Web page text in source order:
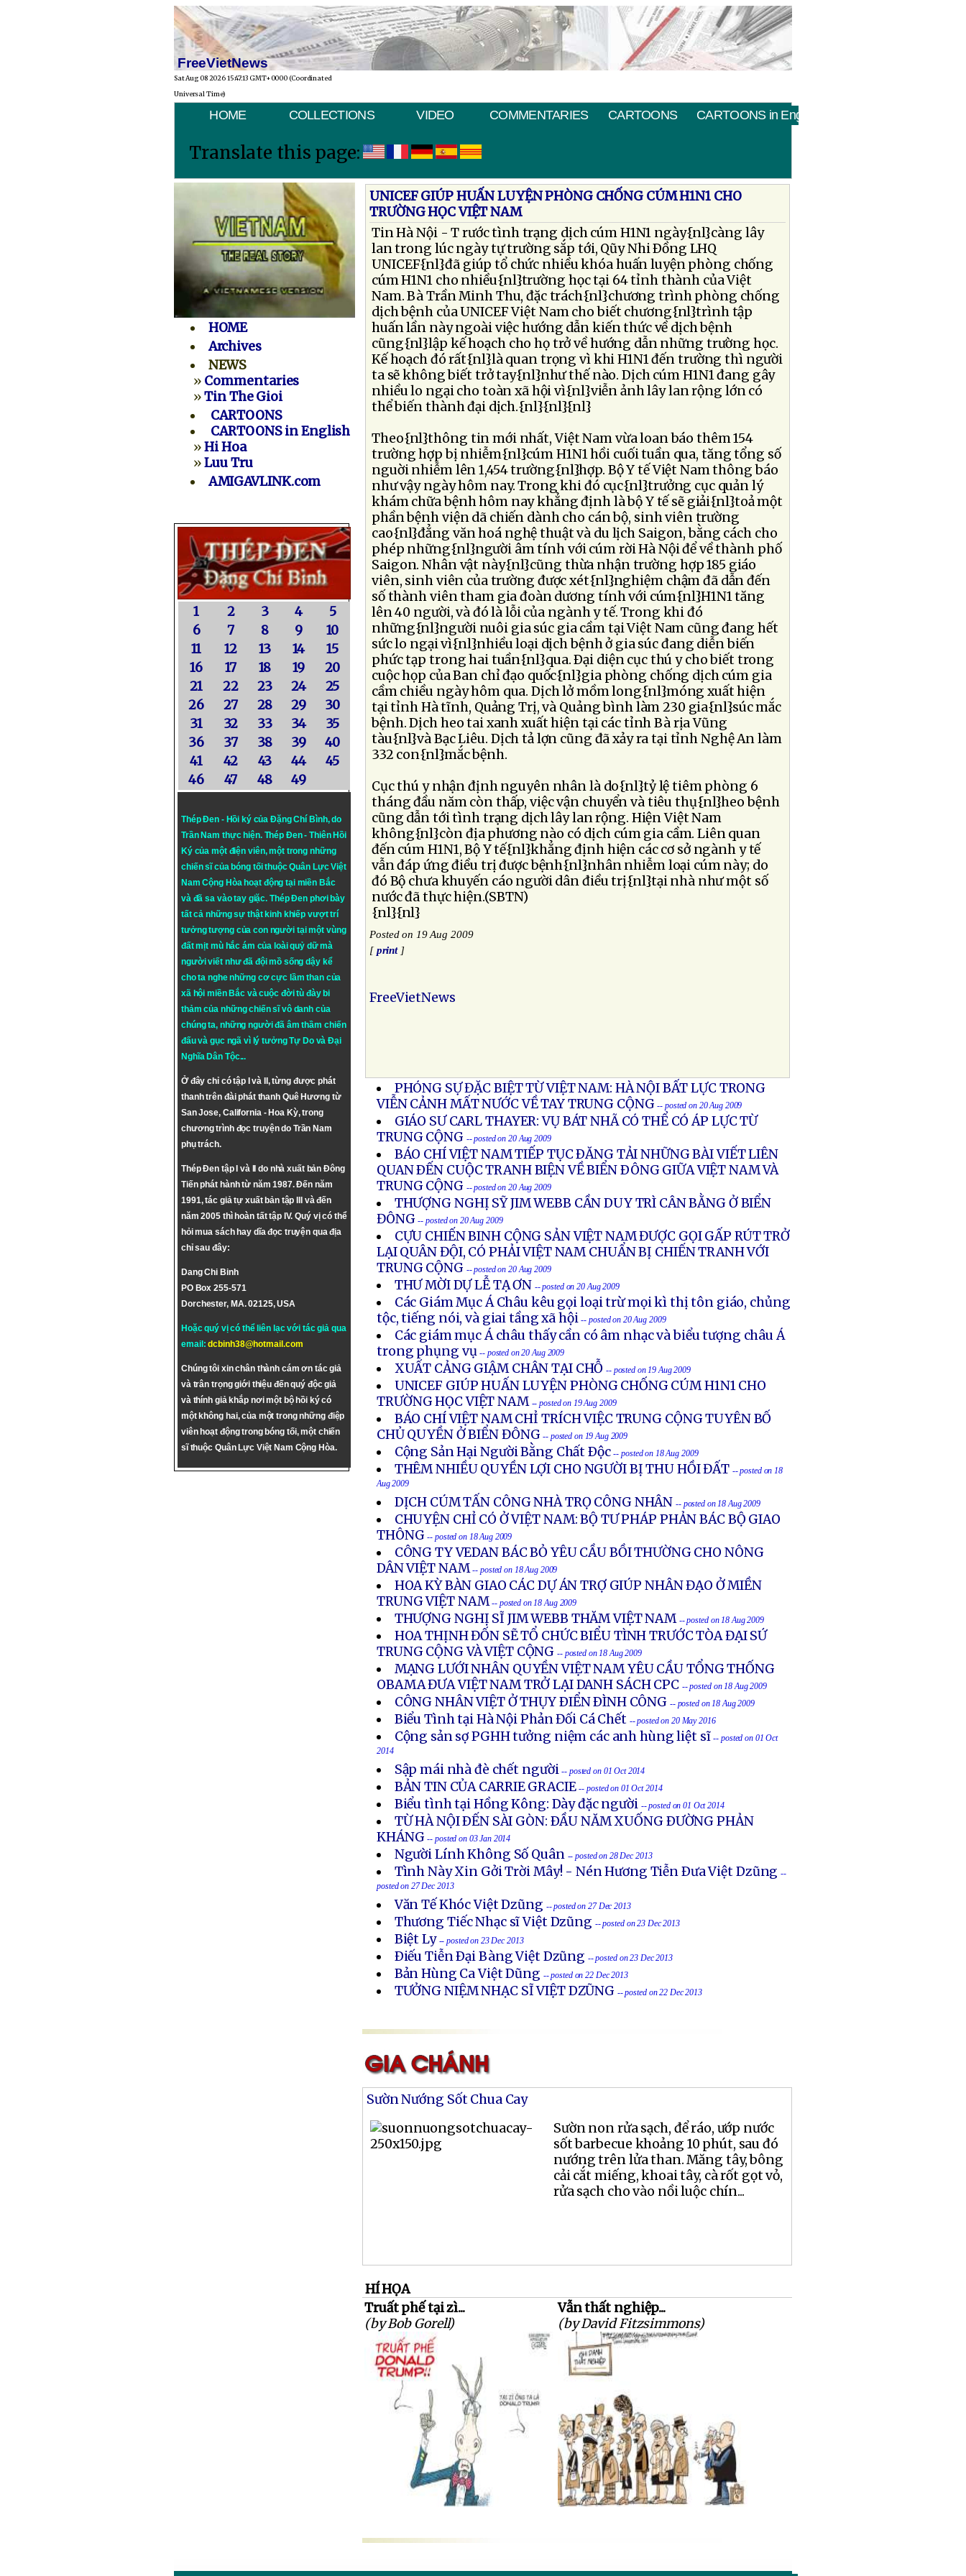
FreeVietNews
Sat Aug 08 2026 15:47:13 GMT+0000 (Coordinated
Universal Time)
HOME COLLECTIONS VIDEO COMMENTARIES CARTOONS CARTOONS in English
Translate this page:
HOME
Archives
NEWS
» Commentaries
»Tin The Gioi
CARTOONS
CARTOONS in English
»Hi Hoa
»Luu Tru
AMIGAVLINK.com
1 2 3 4
5
6
7 8 9
10
11
12 13 14
15
16
17 18 19
20
21
22 23 24
25
26
27 28 29
30
31
32 33 34
35
36
37 38 39
40
41
42 43 44
45
46
47 48 49
Thép Đen - Hồi ký của Đặng Chí Bình, do
Trần Nam thực hiện. Thép Đen- Thiên Hồi
Ký của một điện viên, một trong những
chiến sĩ của bóng tối thuộc Quân Lực Việt
Nam Cộng Hòa hoạt động tại miền Bắc
và đã sa vào tay giặc. Thép Đen phơi bày
tất cả những sự thật kinh khiếp vượt trí
tưởng tượng của con người tại một vùng
đất mịt mù hắc ám của loài quỷ dữ mà
người viết như đã đội mồ sống dậy kể
cho ta nghe những cơ cực lầm than của
xã hội miền Bắc và cuộc đời tù đày bi
thảm của những chiến sĩ vô danh của
chúng ta, những người đã âm thầm chiến
đấu và gục ngã vì lý tưởngTự DovàĐại
Nghĩa Dân Tộc...
Ở đây chỉ có tập I và II, từng được phát
thanh trên đài phát thanh Quê Hương từ
San Jose, California - Hoa Kỳ, trong
chương trình đọc truyện do Trần Nam
phụ trách.
Thép Đen tập I và II do nhà xuất bản Đông
Tiến phát hành từ năm 1987. Đến năm
1991, tác giả tự xuất bản tập III và đến
năm 2005 thì hoàn tất tập IV. Quý vị có thể
hỏi mua sách hay dĩa đọc truyện qua địa
chỉ sau đây:
Dang Chi Binh
PO Box 255-571
Dorchester, MA. 02125, USA
Hoặc quý vị có thể liên lạc với tác giả qua
email:dcbinh38@hotmail.com
Chúng tôi xin chân thành cám ơn tác giả
và trân trọng giới thiệu đến quý độc giả
và thính giả khắp nơi một bộ hồi ký có
một không hai, của một trong những điệp
viên hoạt động trong bóng tối, một chiến
sĩ thuộc Quân Lực Việt Nam Cộng Hòa.
UNICEF GIÚP HUẤN LUYỆN PHÒNG CHỐNG CÚM H1N1 CHO
TRƯỜNG HỌC VIỆT NAM
Tin Hà Nội - T rước tình trạng dịch cúm H1N1 ngày{nl}càng lây
lan trong lúc ngày tự trường sắp tới, Qũy Nhi Ðồng LHQ
UNICEF{nl}đã giúp tổ chức nhiều khóa huấn luyện phòng chống
cúm H1N1 cho nhiều{nl}trường học tại 64 tỉnh thành của Việt
Nam. Bà Trần Minh Thu, đặc trách{nl}chương trình phòng chống
dịch bệnh của UNICEF Việt Nam cho biết chương{nl}trình tập
huấn lần này ngoài việc hướng dẫn kiến thức về dịch bệnh
cũng{nl}lập kế hoạch cho họ trở về hướng dẫn những trường học.
Kế hoạch đó rất{nl}là quan trọng vì khi H1N1 đến trường thì người
ta sẽ không biết trở tay{nl}như thế nào. Dịch cúm H1N1 đang gây
nhiều lo ngại cho toàn xã hội vì{nl}viễn ảnh lây lan rộng lớn có
thể biến thành đại dịch.{nl}{nl}{nl}
Theo{nl}thông tin mới nhất, Việt Nam vừa loan báo thêm 154
trường hợp bị nhiễm{nl}cúm H1N1 hồi cuối tuần qua, tăng tổng số
nguời nhiễm lên 1,454 trường{nl}hợp. Bộ Y tế Việt Nam thông báo
như vậy ngày hôm nay. Trong khi đó cục{nl}trưởng cục quản lý
khám chữa bệnh hôm nay khẳng định là bộ Y tế sẽ giải{nl}toả một
phần bệnh viện dã chiến dành cho cán bộ, sinh viên trường
cao{nl}đẳng văn hoá nghệ thuật và du lịch Saigon, bằng cách cho
phép những{nl}người âm tính với cúm rời Hà Nội để về thành phố
Saigon. Nhân vật này{nl}cũng thừa nhận trường hợp 185 giáo
viên, sinh viên của trường được xét{nl}nghiệm chậm đã dẫn đến
số thành viên tham gia đoàn dương tính với cúm{nl}H1N1 tăng
lên 40 người, và đó là lỗi của ngành y tế. Trong khi đó
những{nl}người nuôi gia súc gia cầm tại Việt Nam cũng đang hết
sức lo ngại vì{nl}nhiều loại dịch bệnh ở gia súc đang diễn biến
phức tạp trong hai tuần{nl}qua. Ðại diện cục thú y cho biết trong
cuộc họp của Ban chỉ đạo quốc{nl}gia phòng chống dịch cúm gia
cầm chiều ngày hôm qua. Dịch lở mồm long{nl}móng xuất hiện
tại tỉnh Hà tĩnh, Quảng Trị, và Quảng bình làm 230 gia{nl}súc mắc
bệnh. Dịch heo tai xanh xuất hiện tại các tỉnh Bà rịa Vũng
tàu{nl}và Bạc Liêu. Dịch tả lợn cũng đã xảy ra tại tỉnh Nghệ An làm
332 con{nl}mắc bệnh.
Cục thú y nhận định nguyên nhân là do{nl}tỷ lệ tiêm phòng 6
tháng đầu năm còn thấp, việc vận chuyển và tiêu thụ{nl}heo bệnh
cũng dẫn tới tình trạng dịch lây lan rộng. Hiện Việt Nam
không{nl}còn địa phương nào có dịch cúm gia cầm. Liên quan
đến cúm H1N1, Bộ Y tế{nl}khẳng định hiện các cơ sở ngành y tế
vẫn đáp ứng điều trị được bệnh{nl}nhân nhiễm loại cúm này; do
đó Bộ chưa khuyến cáo người dân điều trị{nl}tại nhà như một số
nước đã thực hiện.(SBTN)
{nl}{nl}
Posted on 19 Aug 2009
[print]
FreeVietNews
PHÓNG SỰ ĐẶC BIỆT TỪ VIỆT NAM: HÀ NỘI BẤT LỰC TRONG
VIỄN CẢNH MẤT NƯỚC VỀ TAY TRUNG CỘNG -- posted on 20 Aug 2009
GIÁO SƯ CARL THAYER: VỤ BÁT NHÃ CÓ THỂ CÓ ÁP LỰC TỪ
TRUNG CỘNG -- posted on 20 Aug 2009
BÁO CHÍ VIỆT NAM TIẾP TỤC ÐĂNG TẢI NHỮNG BÀI VIẾT LIÊN
QUAN ÐẾN CUỘC TRANH BIỆN VỀ BIỂN ÐÔNG GIỮA VIỆT NAM VÀ
TRUNG CỘNG -- posted on 20 Aug 2009
THƯỢNG NGHỊ SỸ JIM WEBB CẦN DUY TRÌ CÂN BẰNG Ở BIỂN
ĐÔNG -- posted on 20 Aug 2009
CỰU CHIẾN BINH CỘNG SẢN VIỆT NAM ĐƯỢC GỌI GẤP RÚT TRỞ
LẠI QUÂN ĐỘI, CÓ PHẢI VIỆT NAM CHUẨN BỊ CHIẾN TRANH VỚI
TRUNG CỘNG -- posted on 20 Aug 2009
THƯ MỜI DỰ LỄ TẠ ƠN -- posted on 20 Aug 2009
Các Giám Mục Á Châu kêu gọi loại trừ mọi kì thị tôn giáo, chủng
tộc, tiếng nói, và giai tầng xã hội -- posted on 20 Aug 2009
Các giám mục Á châu thấy cần có âm nhạc và biểu tượng châu Á
trong phụng vụ -- posted on 20 Aug 2009
XUẤT CẢNG GIẬM CHÂN TẠI CHỖ -- posted on 19 Aug 2009
UNICEF GIÚP HUẤN LUYỆN PHÒNG CHỐNG CÚM H1N1 CHO
TRƯỜNG HỌC VIỆT NAM -- posted on 19 Aug 2009
BÁO CHÍ VIỆT NAM CHỈ TRÍCH VIỆC TRUNG CỘNG TUYÊN BỐ
CHỦ QUYỀN Ở BIỂN ĐÔNG -- posted on 19 Aug 2009
Cộng Sản Hại Người Bằng Chất Ðộc -- posted on 18 Aug 2009
THÊM NHIỀU QUYỀN LỢI CHO NGƯỜI BỊ THU HỒI ĐẤT -- posted on 18
Aug 2009
DỊCH CÚM TẤN CÔNG NHÀ TRỌ CÔNG NHÂN -- posted on 18 Aug 2009
CHUYỆN CHỈ CÓ Ở VIỆT NAM: BỘ TƯ PHÁP PHẢN BÁC BỘ GIAO
THÔNG -- posted on 18 Aug 2009
CÔNG TY VEDAN BÁC BỎ YÊU CẦU BỒI THƯỜNG CHO NÔNG
DÂN VIỆT NAM -- posted on 18 Aug 2009
HOA KỲ BÀN GIAO CÁC DỰ ÁN TRỢ GIÚP NHÂN ĐẠO Ở MIỀN
TRUNG VIỆT NAM -- posted on 18 Aug 2009
THƯỢNG NGHỊ SĨ JIM WEBB THĂM VIỆT NAM -- posted on 18 Aug 2009
HOA THỊNH ĐỐN SẼ TỔ CHỨC BIỂU TÌNH TRƯỚC TÒA ĐẠI SỨ
TRUNG CỘNG VÀ VIỆT CỘNG -- posted on 18 Aug 2009
MẠNG LƯỚI NHÂN QUYỀN VIỆT NAM YÊU CẦU TỔNG THỐNG
OBAMA ĐƯA VIỆT NAM TRỞ LẠI DANH SÁCH CPC -- posted on 18 Aug 2009
CÔNG NHÂN VIỆT Ở THỤY ÐIỂN ÐÌNH CÔNG -- posted on 18 Aug 2009
Biểu Tình tại Hà Nội Phản Đối Cá Chết -- posted on 20 May 2016
Cộng sản sợ PGHH tưởng niệm các anh hùng liệt sĩ -- posted on 01 Oct
2014
Sập mái nhà đè chết người -- posted on 01 Oct 2014
BẢN TIN CỦA CARRIE GRACIE-- posted on 01 Oct 2014
Biểu tình tại Hồng Kông: Dày đặc người -- posted on 01 Oct 2014
TỪ HÀ NỘI ÐẾN SÀI GÒN: ÐẦU NĂM XUỐNG ÐƯỜNG PHẢN
KHÁNG-- posted on 03 Jan 2014
Người Lính Không Số Quân -- posted on 28 Dec 2013
Tình Này Xin Gởi Trời Mây! - Nén Hương Tiễn Ðưa Việt Dzũng --
posted on 27 Dec 2013
Văn Tế Khóc Việt Dzũng -- posted on 27 Dec 2013
Thương Tiếc Nhạc sĩ Việt Dzũng -- posted on 23 Dec 2013
Biệt Ly -- posted on 23 Dec 2013
Ðiếu Tiễn Ðại Bàng Việt Dzũng -- posted on 23 Dec 2013
Bản Hùng Ca Việt Dũng -- posted on 22 Dec 2013
TƯỞNG NIỆM NHẠC SĨ VIỆT DZŨNG -- posted on 22 Dec 2013
Sườn Nướng Sốt Chua Cay
Sườn non rửa sạch, để ráo, ướp nước
sốt barbecue khoảng 10 phút, sau đó
nướng trên lửa than. Măng tây, bông
cải cắt miếng, khoai tây, cà rốt gọt vỏ,
rửa sạch cho vào nồi luộc chín...
HÍ HỌA
Truất phế tại zì...
(by Bob Gorell)
Vẫn thất nghiệp...
(by David Fitzsimmons)